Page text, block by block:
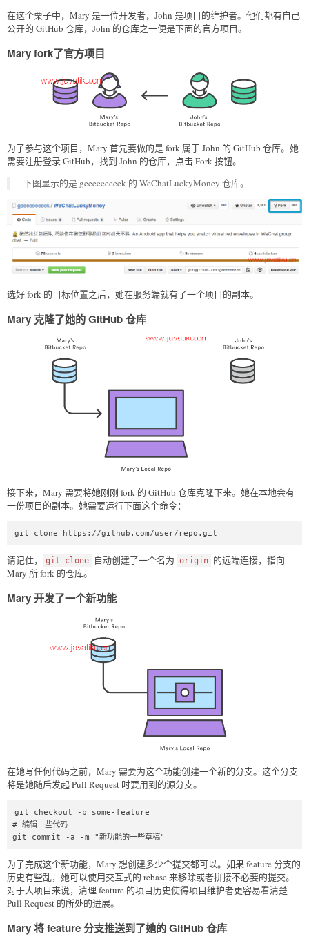
在这个栗子中，Mary 是一位开发者，John 是项目的维护者。他们都有自己
公开的 GitHub 仓库，John 的仓库之一便是下面的官方项目。
Mary fork了官方项目
为了参与这个项目，Mary 首先要做的是 fork 属于 John 的 GitHub 仓库。她
需要注册登录 GitHub，找到 John 的仓库，点击 Fork 按钮。
下图显示的是 geeeeeeeeek 的 WeChatLuckyMoney 仓库。
选好 fork 的目标位置之后，她在服务端就有了一个项目的副本。
Mary 克隆了她的 GitHub 仓库
接下来，Mary 需要将她刚刚 fork 的 GitHub 仓库克隆下来。她在本地会有
一份项目的副本。她需要运行下面这个命令：
git clone https://github.com/user/repo.git
请记住， git clone 自动创建了一个名为 origin 的远端连接，指向
Mary 所 fork 的仓库。
Mary 开发了一个新功能
在她写任何代码之前，Mary 需要为这个功能创建一个新的分支。这个分支
将是她随后发起 Pull Request 时要用到的源分支。
git checkout -b some-feature
# 编辑一些代码
git commit -a -m "新功能的一些草稿"
为了完成这个新功能，Mary 想创建多少个提交都可以。如果 feature 分支的
历史有些乱，她可以使用交互式的 rebase 来移除或者拼接不必要的提交。
对于大项目来说，清理 feature 的项目历史使得项目维护者更容易看清楚
Pull Request 的所处的进展。
Mary 将 feature 分支推送到了她的 GitHub 仓库